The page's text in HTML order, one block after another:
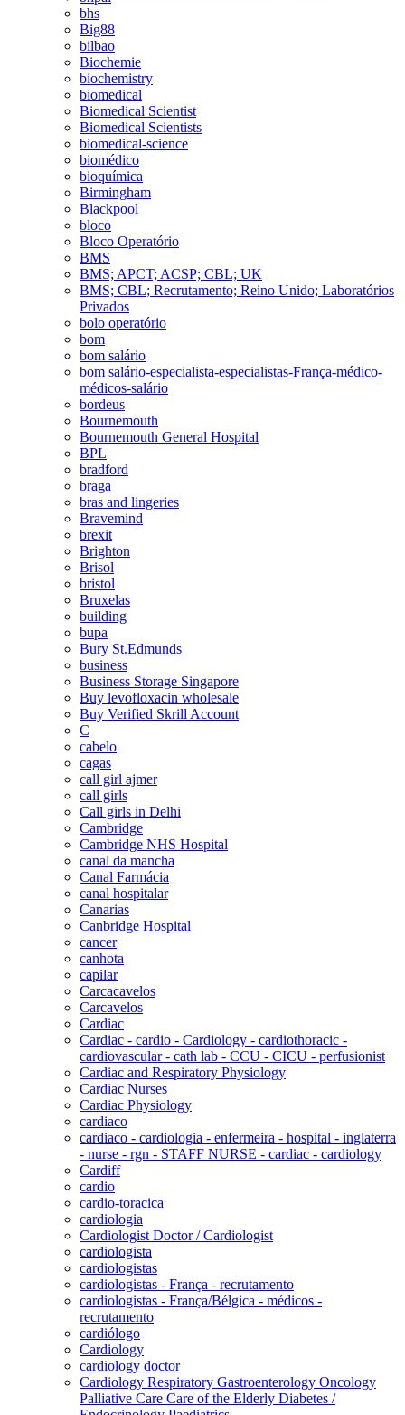
bhs
Big88
bilbao
Biochemie
biochemistry
biomedical
Biomedical Scientist
Biomedical Scientists
biomedical-science
biomédico
bioquímica
Birmingham
Blackpool
bloco
Bloco Operatório
BMS
BMS; APCT; ACSP; CBL; UK
BMS; CBL; Recrutamento; Reino Unido; Laboratórios
Privados
bolo operatório
bom
bom salário
bom salário-especialista-especialistas-França-médico-
médicos-salário
bordeus
Bournemouth
Bournemouth General Hospital
BPL
bradford
braga
bras and lingeries
Bravemind
brexit
Brighton
Brisol
bristol
Bruxelas
building
bupa
Bury St.Edmunds
business
Business Storage Singapore
Buy levofloxacin wholesale
Buy Verified Skrill Account
C
cabelo
cagas
call girl ajmer
call girls
Call girls in Delhi
Cambridge
Cambridge NHS Hospital
canal da mancha
Canal Farmácia
canal hospitalar
Canarias
Canbridge Hospital
cancer
canhota
capilar
Carcacavelos
Carcavelos
Cardiac
Cardiac - cardio - Cardiology - cardiothoracic -
cardiovascular - cath lab - CCU - CICU - perfusionist
Cardiac and Respiratory Physiology
Cardiac Nurses
Cardiac Physiology
cardiaco
cardiaco - cardiologia - enfermeira - hospital - inglaterra
- nurse - rgn - STAFF NURSE - cardiac - cardiology
Cardiff
cardio
cardio-toracica
cardiologia
Cardiologist Doctor / Cardiologist
cardiologista
cardiologistas
cardiologistas - França - recrutamento
cardiologistas - França/Bélgica - médicos -
recrutamento
cardiólogo
Cardiology
cardiology doctor
Cardiology Respiratory Gastroenterology Oncology
Palliative Care Care of the Elderly Diabetes /